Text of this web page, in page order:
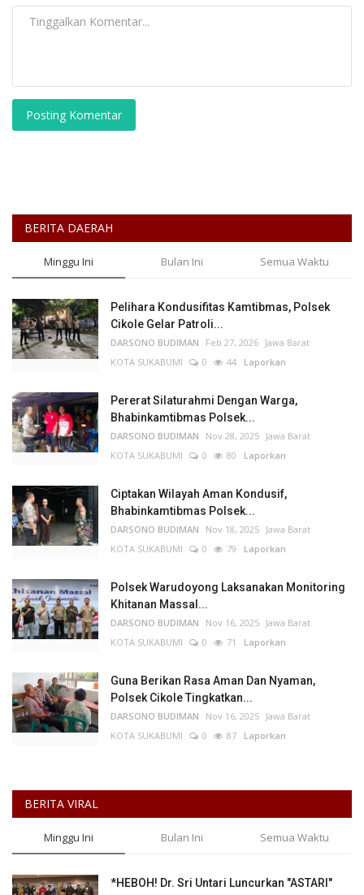
Posting Komentar
BERITA DAERAH
Minggu Ini Bulan Ini Semua Waktu
Pelihara Kondusifitas Kamtibmas, Polsek
Cikole Gelar Patroli...
DARSONO BUDIMAN Feb 27, 2026 Jawa Barat
KOTA SUKABUMI
0 44 Laporkan
Pererat Silaturahmi Dengan Warga,
Bhabinkamtibmas Polsek...
DARSONO BUDIMAN Nov 28, 2025 Jawa Barat
KOTA SUKABUMI
0 80 Laporkan
Ciptakan Wilayah Aman Kondusif,
Bhabinkamtibmas Polsek...
DARSONO BUDIMAN Nov 18, 2025 Jawa Barat
KOTA SUKABUMI
0 79 Laporkan
Polsek Warudoyong Laksanakan Monitoring
Khitanan Massal...
DARSONO BUDIMAN Nov 16, 2025 Jawa Barat
KOTA SUKABUMI
0 71 Laporkan
Guna Berikan Rasa Aman Dan Nyaman,
Polsek Cikole Tingkatkan...
DARSONO BUDIMAN Nov 16, 2025 Jawa Barat
KOTA SUKABUMI
0 87 Laporkan
BERITA VIRAL
Minggu Ini Bulan Ini Semua Waktu
*HEBOH! Dr. Sri Untari Luncurkan "ASTARI"